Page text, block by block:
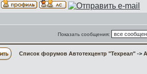
Показать сообщения:
Список форумов Автотехцентр "Техреал" ->